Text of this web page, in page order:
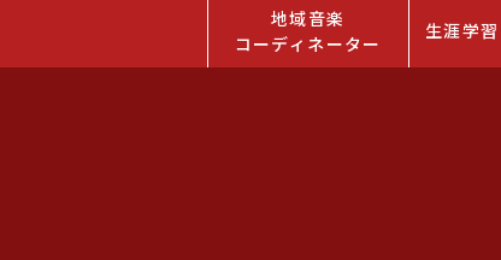
地域音楽
コーディネーター
生涯学